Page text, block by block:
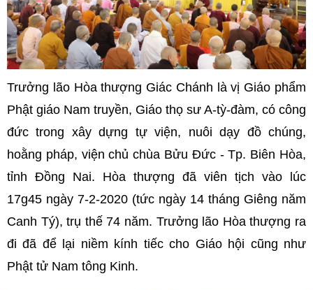
Trưởng lão Hòa thượng Giác Chánh là vị Giáo phẩm
Phật giáo Nam truyền, Giáo thọ sư A-tỳ-đàm, có công
đức trong xây dựng tự viện, nuôi dạy đồ chúng,
hoằng pháp, viện chủ chùa Bửu Đức - Tp. Biên Hòa,
tỉnh Đồng Nai. Hòa thượng đã viên tịch vào lúc
17g45 ngày 7-2-2020 (tức ngày 14 tháng Giêng năm
Canh Tý), trụ thế 74 năm. Trưởng lão Hòa thượng ra
đi đã để lại niềm kính tiếc cho Giáo hội cũng như
Phật tử Nam tông Kinh.